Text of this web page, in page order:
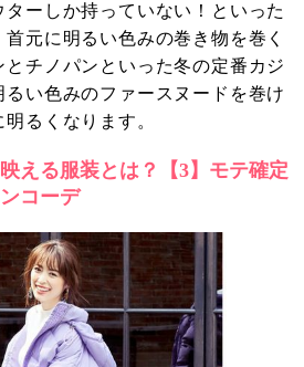
ーしか持っていない！といった
元に明るい色みの巻き物を巻く
チノパンといった冬の定番カジ
るい色みのファースヌードを巻け
るくなります。
える服装とは？【3】モテ確定
コーデ